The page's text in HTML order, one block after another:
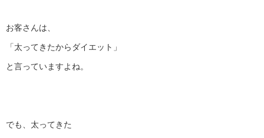
お客さんは、
「太ってきたからダイエット」
と言っていますよね。
でも、太ってきた